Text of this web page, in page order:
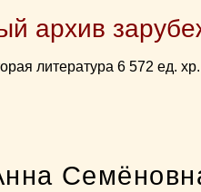
архив
литература 6 572 ед.